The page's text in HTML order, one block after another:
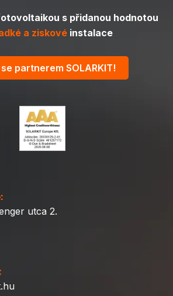
s přidanou hodnotou
a ziskovéinstalace
partnerem SOLARKIT!
utca 2.